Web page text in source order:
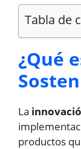
Tabla de
¿Qué
La
productos